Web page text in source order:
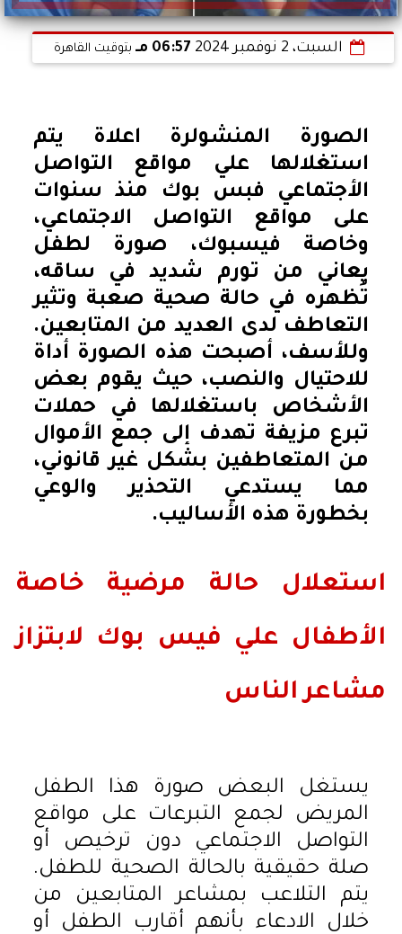
السبت، 2 نوفمبر 2024 06:57 مـ بتوقيت القاهرة
الصورة المنشولرة اعلاة يتم
استغلالها علي مواقع التواصل
الأجتماعي فبس بوك منذ سنوات
على مواقع التواصل الاجتماعي،
وخاصة فيسبوك، صورة لطفل
يعاني من تورم شديد في ساقه،
تُظهره في حالة صحية صعبة وتثير
التعاطف لدى العديد من المتابعين.
وللأسف، أصبحت هذه الصورة أداة
للاحتيال والنصب، حيث يقوم بعض
الأشخاص باستغلالها في حملات
تبرع مزيفة تهدف إلى جمع الأموال
من المتعاطفين بشكل غير قانوني،
مما يستدعي التحذير والوعي
بخطورة هذه الأساليب.
استعلال حالة مرضية خاصة
الأطفال علي فيس بوك لابتزاز
مشاعر الناس
يستغل البعض صورة هذا الطفل
المريض لجمع التبرعات على مواقع
التواصل الاجتماعي دون ترخيص أو
صلة حقيقية بالحالة الصحية للطفل.
يتم التلاعب بمشاعر المتابعين من
خلال الادعاء بأنهم أقارب الطفل أو